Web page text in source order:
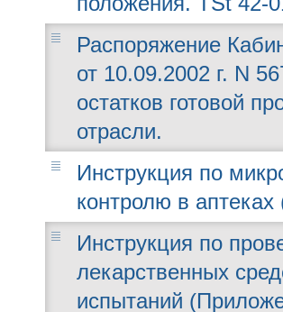
Распоряжение
от 10.09.2002 г. N
остатков готовой
отрасли.
Инструкция по
контролю в аптеках
Инструкция по
лекарственных
испытаний